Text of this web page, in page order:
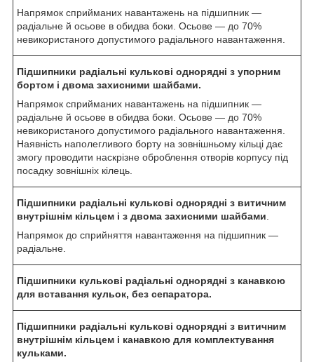
Напрямок сприйманих навантажень на підшипник —
радіальне й осьове в обидва боки. Осьове — до 70%
невикористаного допустимого радіального навантаження.
Підшипники радіальні кулькові однорядні з упорним
бортом і двома захисними шайбами.
Напрямок сприйманих навантажень на підшипник —
радіальне й осьове в обидва боки. Осьове — до 70%
невикористаного допустимого радіального навантаження.
Наявність наполегливого борту на зовнішньому кільці дає
змогу проводити наскрізне оброблення отворів корпусу під
посадку зовнішніх кілець.
Підшипники радіальні кулькові однорядні з витичним
внутрішнім кільцем і з двома захисними шайбами
Напрямок до сприйняття навантаження на підшипник —
радіальне.
Підшипники кулькові радіальні однорядні з канавкою
для вставання кульок, без сепаратора.
Підшипники радіальні кулькові однорядні з витичним
внутрішнім кільцем і канавкою для комплектування
кульками.